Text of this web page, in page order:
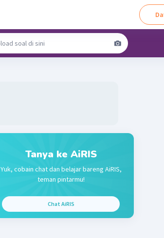
Tanya ke AiRIS
Yuk, cobain chat dan belajar bareng AiRIS,
teman pintarmu!
Chat AiRIS